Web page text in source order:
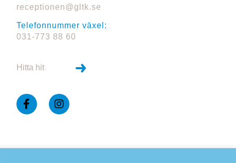
receptionen@gltk.se
Telefonnummer växel:
031-773 88 60
Hitta hit